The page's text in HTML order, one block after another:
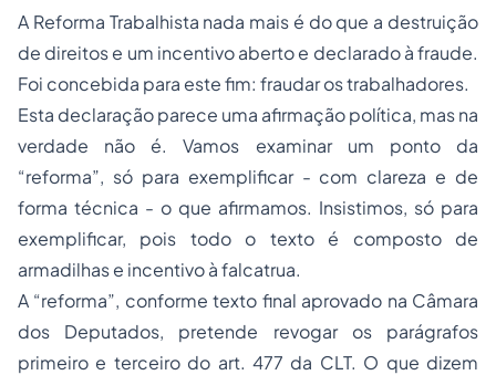
A Reforma Trabalhista nada mais é do que a destruição
de direitos e um incentivo aberto e declarado à fraude.
Foi concebida para este fim: fraudar os trabalhadores.
Esta declaração parece uma afirmação política, mas na
verdade não é. Vamos examinar um ponto da
“reforma”, só para exemplificar - com clareza e de
forma técnica - o que afirmamos. Insistimos, só para
exemplificar, pois todo o texto é composto de
armadilhas e incentivo à falcatrua.
A “reforma”, conforme texto final aprovado na Câmara
dos Deputados, pretende revogar os parágrafos
primeiro e terceiro do art. 477 da CLT. O que dizem